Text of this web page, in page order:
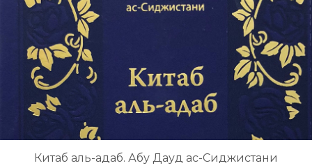
Китаб аль-адаб. Абу Дауд ас-Сиджистани